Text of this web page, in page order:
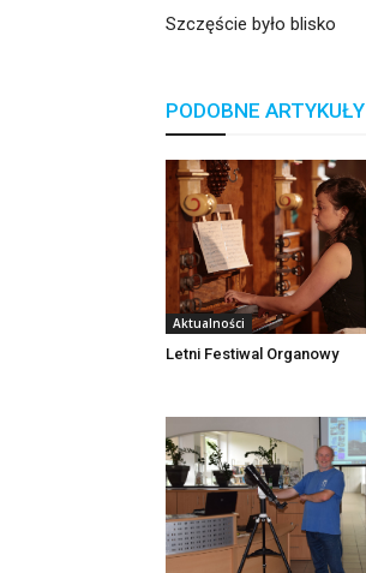
Szczęście było blisko
PODOBNE ARTYKUŁY
Aktualności
Letni Festiwal Organowy